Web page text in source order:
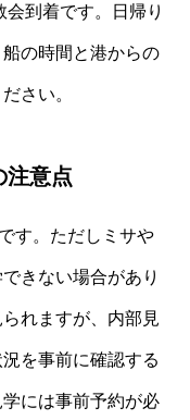
到着です。日帰り
の時間と港からの
さい。
注意点
す。ただしミサや
きない場合があり
れますが、内部見
を事前に確認する
には事前予約が必